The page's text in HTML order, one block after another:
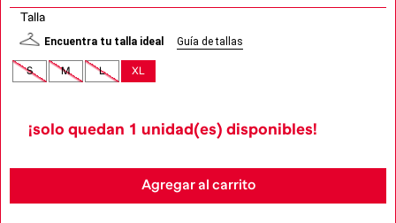
Talla
Encuentra tu talla ideal Guía de tallas
S M L XL
¡solo quedan 1 unidad(es) disponibles!
Agregar al carrito